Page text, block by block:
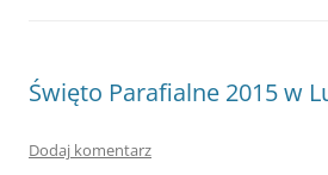
Święto Parafialne 2015 w
Dodaj komentarz